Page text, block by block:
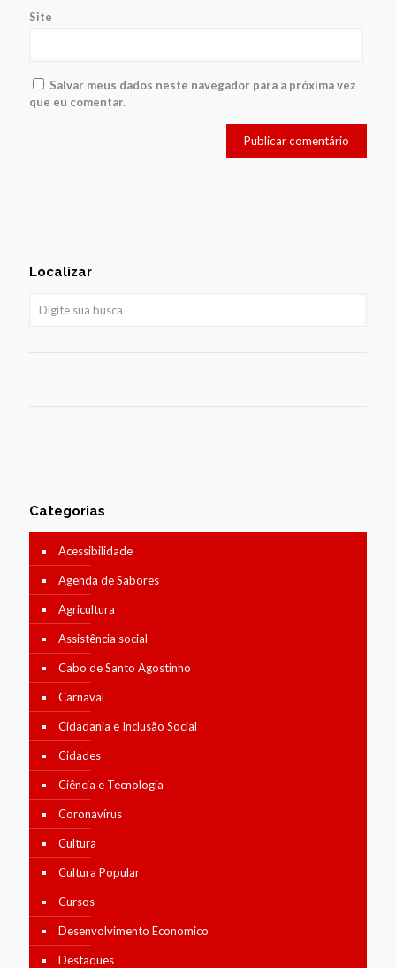
Site
Salvar meus dados neste navegador para a próxima vez
que eu comentar.
Localizar
Categorias
Acessibilidade
Agenda de Sabores
Agricultura
Assistência social
Cabo de Santo Agostinho
Carnaval
Cidadania e Inclusão Social
Cidades
Ciência e Tecnologia
Coronavírus
Cultura
Cultura Popular
Cursos
Desenvolvimento Economico
Destaques